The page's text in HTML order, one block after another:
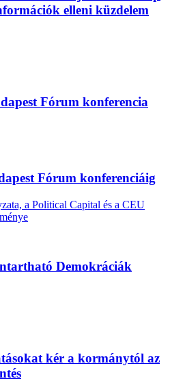
elleni küzdelem
Fórum konferencia
Fórum konferenciáig
a Political Capital és a CEU
Demokráciák
kér a kormánytól az